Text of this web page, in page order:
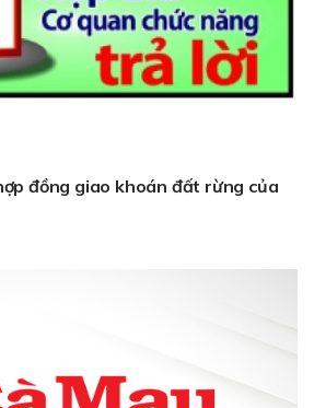
đồng giao khoán đất rừng của